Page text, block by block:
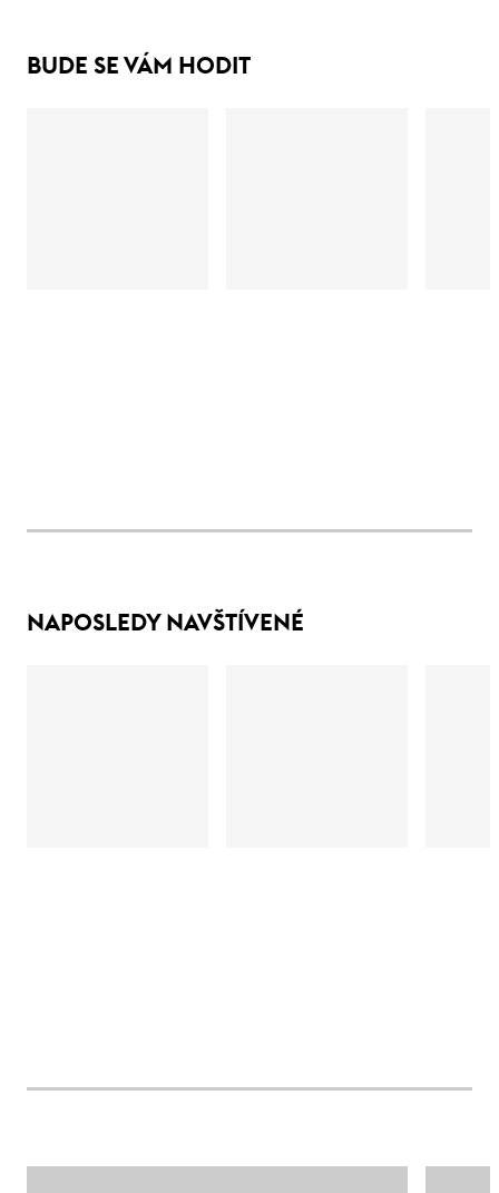
BUDE SE VÁM HODIT
NAPOSLEDY NAVŠTÍVENÉ